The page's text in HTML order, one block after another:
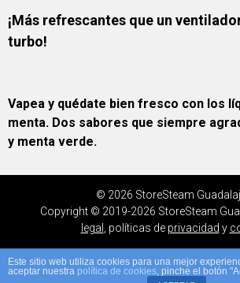
¡Más refrescantes que un
turbo!
Vapea y quédate bien fresco con los
menta. Dos sabores que siempre
y menta verde.
© 2026 StoreSteam
Copyright © 2019-2026 StoreSteam
legal
, políticas de privacidad y
Este sitio web utiliza cookies para una mejor
aceptar nuestra política de cookies, pinche el botón